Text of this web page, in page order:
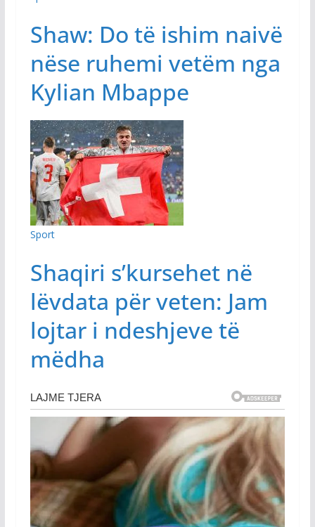
Shaw: Do të ishim naivë
nëse ruhemi vetëm nga
Kylian Mbappe
Sport
Shaqiri s’kursehet në
lëvdata për veten: Jam
lojtar i ndeshjeve të
mëdha